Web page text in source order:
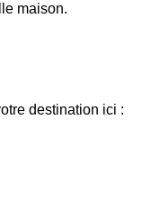
maison.
destination ici :